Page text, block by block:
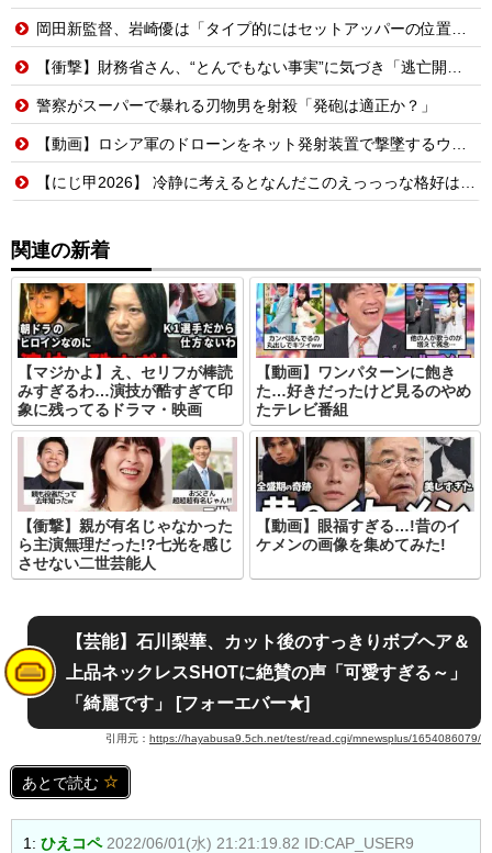
岡田新監督、岩崎優は「タイプ的にはセットアッパーの位置が一番合うてる」←おーん
【衝撃】財務省さん、“とんでもない事実”に気づき「逃亡開始wwwww」
警察がスーパーで暴れる刃物男を射殺「発砲は適正か？」
【動画】ロシア軍のドローンをネット発射装置で撃墜するウクライナ。
【にじ甲2026】 冷静に考えるとなんだこのえっっっな格好は…？
関連の新着
【マジかよ】え、セリフが棒読
みすぎるわ…演技が酷すぎて印
象に残ってるドラマ・映画
【動画】ワンパターンに飽き
た…好きだったけど見るのやめ
たテレビ番組
【衝撃】親が有名じゃなかった
ら主演無理だった!?七光を感じ
させない二世芸能人
【動画】眼福すぎる…!昔のイ
ケメンの画像を集めてみた!
【芸能】石川梨華、カット後のすっきりボブヘア＆
上品ネックレスSHOTに絶賛の声「可愛すぎる～」
「綺麗です」 [フォーエバー★]
引用元： https://hayabusa9.5ch.net/test/read.cgi/mnewsplus/1654086079/
あとで読む
1: ひえコペ 2022/06/01(水) 21:21:19.82 ID:CAP_USER9